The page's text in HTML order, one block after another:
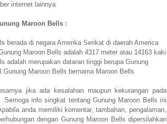
internet lainnya
Maroon Bells :
berada di negara Amerika Serikat di daerah America
Maroon Bells adalah 4317 meter atau 14163 kaki
adalah merupakan dataran tinggi berupa Gunung
Maroon Bells bernama Maroon Bells
jika ada kesalahan maupun kekurangan pada
info singkat tentang Gunung Maroon Bells ini
anda memiliki komentar, tambahan, pengalaman,
dengan Gunung Maroon Bells dipersilahkan